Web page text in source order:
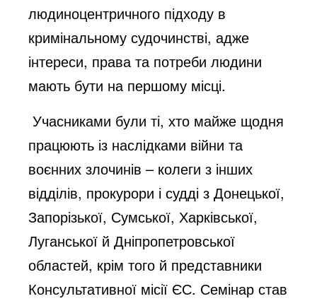
людиноцентричного підходу в
кримінальному судочинстві, адже
інтереси, права та потреби людини
мають бути на першому місці.
Учасниками були ті, хто майже щодня
працюють із наслідками війни та
воєнних злочинів – колеги з інших
відділів, прокурори і судді з Донецької,
Запорізької, Сумської, Харківської,
Луганської й Дніпропетровської
областей, крім того й представники
Консультативної місії ЄС. Семінар став